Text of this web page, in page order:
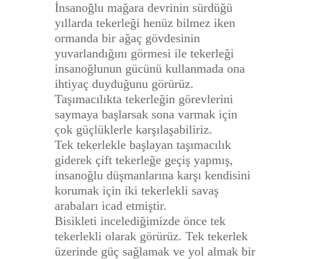
İnsanoğlu mağara devrinin sürdüğü
yıllarda tekerleği henüz bilmez iken
ormanda bir ağaç gövdesinin
yuvarlandığını görmesi ile tekerleği
insanoğlunun gücünü kullanmada ona
ihtiyaç duyduğunu görürüz.
Taşımacılıkta tekerleğin görevlerini
saymaya başlarsak sona varmak için
çok güçlüklerle karşılaşabiliriz.
Tek tekerlekle başlayan taşımacılık
giderek çift tekerleğe geçiş yapmış,
insanoğlu düşmanlarına karşı kendisini
korumak için iki tekerlekli savaş
arabaları icad etmiştir.
Bisikleti incelediğimizde önce tek
tekerlekli olarak görürüz. Tek tekerlek
üzerinde güç sağlamak ve yol almak bir